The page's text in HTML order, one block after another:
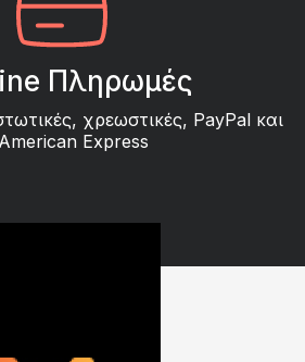
Πληρωμές
χρεωστικές, PayPal και
American Express